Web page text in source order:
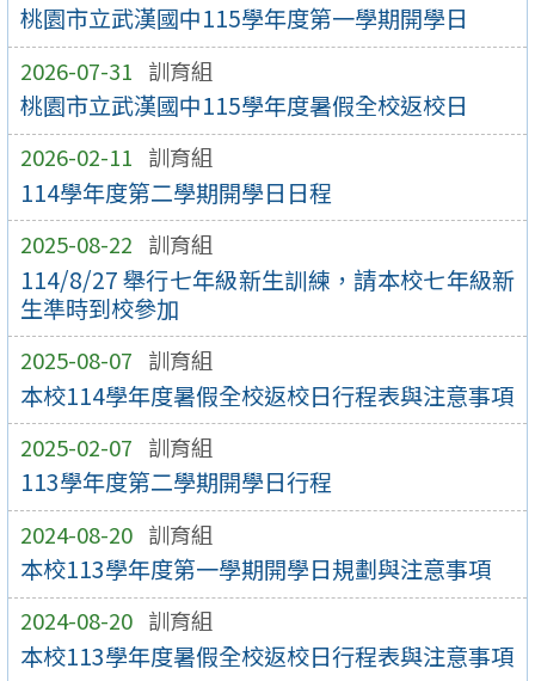
桃園市立武漢國中115學年度第一學期開學日
2026-07-31 訓育組
桃園市立武漢國中115學年度暑假全校返校日
2026-02-11 訓育組
114學年度第二學期開學日日程
2025-08-22 訓育組
114/8/27 舉行七年級新生訓練，請本校七年級新
生準時到校參加
2025-08-07 訓育組
本校114學年度暑假全校返校日行程表與注意事項
2025-02-07 訓育組
113學年度第二學期開學日行程
2024-08-20 訓育組
本校113學年度第一學期開學日規劃與注意事項
2024-08-20 訓育組
本校113學年度暑假全校返校日行程表與注意事項